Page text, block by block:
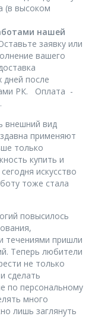
(в высоком
нашей
заявку или
вашего
дней после
РК. Оплата -
внешний вид
применяют
только
купить и
искусство
тоже стала
повысилось
течениями пришли
Теперь любители
не только
сделать
по персональному
много
лишь заглянуть